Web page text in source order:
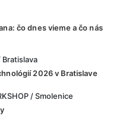
čo dnes vieme a čo nás
Bratislava
2026 v Bratislave
/ Smolenice